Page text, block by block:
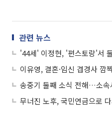
관련 뉴스
이유영, 결혼·임신 겹경사 깜
무너진 노후, 국민연금으로